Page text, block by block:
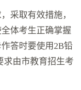
采取有效措施，
体考生正确掌握
答时要使用2B铅
求由市教育招生考